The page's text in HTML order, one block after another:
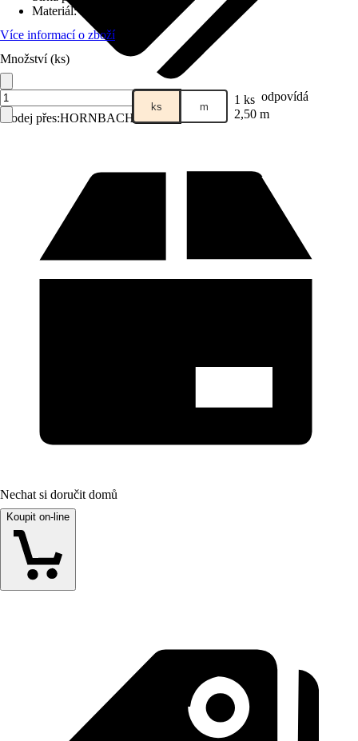
Prodej přes:HORNBACH
Materiál:
Více informací o zboží
Množství (ks)
ks m 1 ks odpovídá
2,50 m
Nechat si doručit domů
Koupit on-line